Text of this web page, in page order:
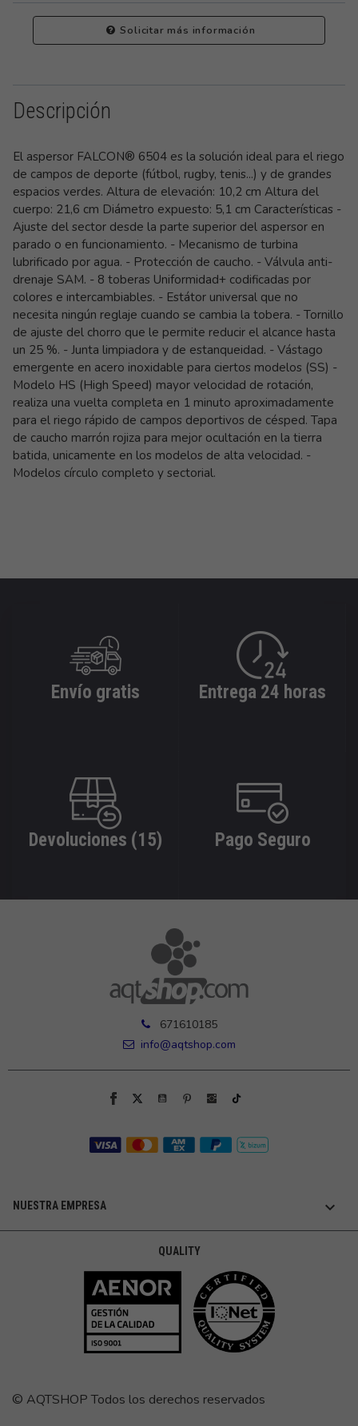
Solicitar más información
Descripción
El aspersor FALCON® 6504 es la solución ideal para el riego
de campos de deporte (fútbol, rugby, tenis...) y de grandes
espacios verdes. Altura de elevación: 10,2 cm Altura del
cuerpo: 21,6 cm Diámetro expuesto: 5,1 cm Características -
Ajuste del sector desde la parte superior del aspersor en
parado o en funcionamiento. - Mecanismo de turbina
lubrificado por agua. - Protección de caucho. - Válvula anti-
drenaje SAM. - 8 toberas Uniformidad+ codificadas por
colores e intercambiables. - Estátor universal que no
necesita ningún reglaje cuando se cambia la tobera. - Tornillo
de ajuste del chorro que le permite reducir el alcance hasta
un 25 %. - Junta limpiadora y de estanqueidad. - Vástago
emergente en acero inoxidable para ciertos modelos (SS) -
Modelo HS (High Speed) mayor velocidad de rotación,
realiza una vuelta completa en 1 minuto aproximadamente
para el riego rápido de campos deportivos de césped. Tapa
de caucho marrón rojiza para mejor ocultación en la tierra
batida, unicamente en los modelos de alta velocidad. -
Modelos círculo completo y sectorial.
Envío gratis Entrega 24 horas
Devoluciones (15) Pago Seguro
671610185
info@aqtshop.com
NUESTRA EMPRESA 
QUALITY
© AQTSHOP Todos los derechos reservados